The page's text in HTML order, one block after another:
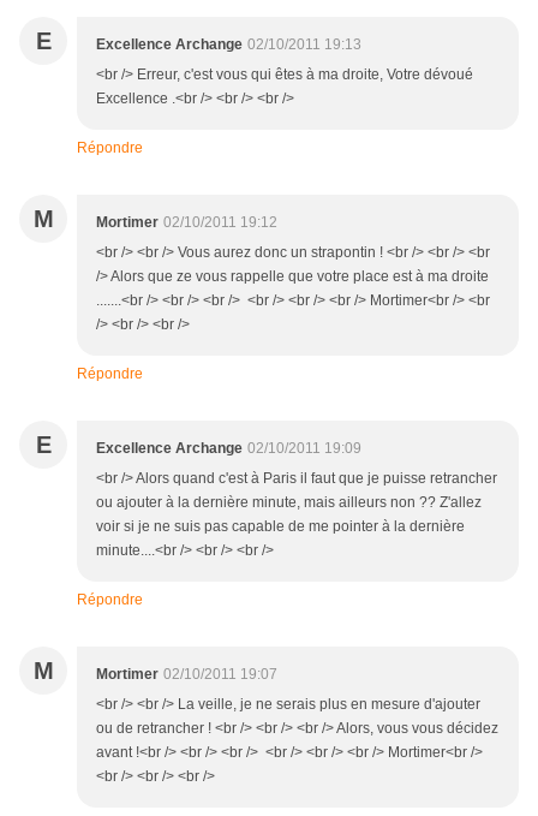
E Excellence Archange 02/10/2011 19:13
<br /> Erreur, c'est vous qui êtes à ma droite, Votre dévoué
Excellence .<br /> <br /> <br />
Répondre
M Mortimer 02/10/2011 19:12
<br /> <br /> Vous aurez donc un strapontin ! <br /> <br /> <br
/> Alors que ze vous rappelle que votre place est à ma droite
.......<br /> <br /> <br /> <br /> <br /> <br /> Mortimer<br /> <br
/> <br /> <br />
Répondre
E Excellence Archange 02/10/2011 19:09
<br /> Alors quand c'est à Paris il faut que je puisse retrancher
ou ajouter à la dernière minute, mais ailleurs non ?? Z'allez
voir si je ne suis pas capable de me pointer à la dernière
minute....<br /> <br /> <br />
Répondre
M Mortimer 02/10/2011 19:07
<br /> <br /> La veille, je ne serais plus en mesure d'ajouter
ou de retrancher ! <br /> <br /> <br /> Alors, vous vous décidez
avant !<br /> <br /> <br /> <br /> <br /> <br /> Mortimer<br />
<br /> <br /> <br />